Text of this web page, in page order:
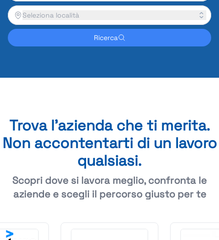
Seleziona località
Ricerca
Trova l'azienda che ti merita.
Non accontentarti di un lavoro
qualsiasi.
Scopri dove si lavora meglio, confronta le
aziende e scegli il percorso giusto per te